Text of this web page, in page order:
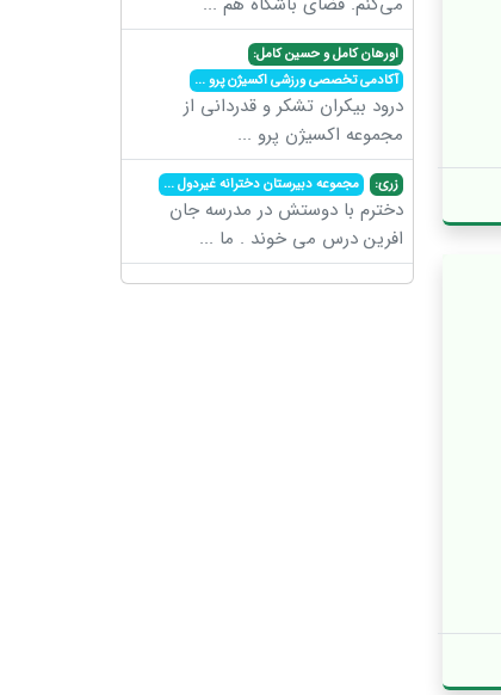
اورهان کامل و حسین کامل:
آکادمی تخصصی ورزشی اکسیژن پرو...
درود بیکران تشکر و قدردانی از
مجموعه اکسیژن پرو ...
زری: مجموعه دبیرستان دخترانه غیردول...
دخترم با دوستش در مدرسه جان
افرین درس می خوند . ما ...